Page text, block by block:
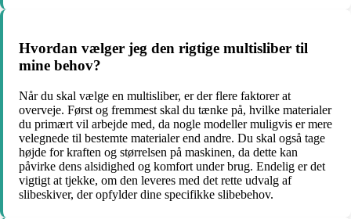
Hvordan vælger jeg den rigtige multisliber til
mine behov?
Når du skal vælge en multisliber, er der flere faktorer at
overveje. Først og fremmest skal du tænke på, hvilke materialer
du primært vil arbejde med, da nogle modeller muligvis er mere
velegnede til bestemte materialer end andre. Du skal også tage
højde for kraften og størrelsen på maskinen, da dette kan
påvirke dens alsidighed og komfort under brug. Endelig er det
vigtigt at tjekke, om den leveres med det rette udvalg af
slibeskiver, der opfylder dine specifikke slibebehov.